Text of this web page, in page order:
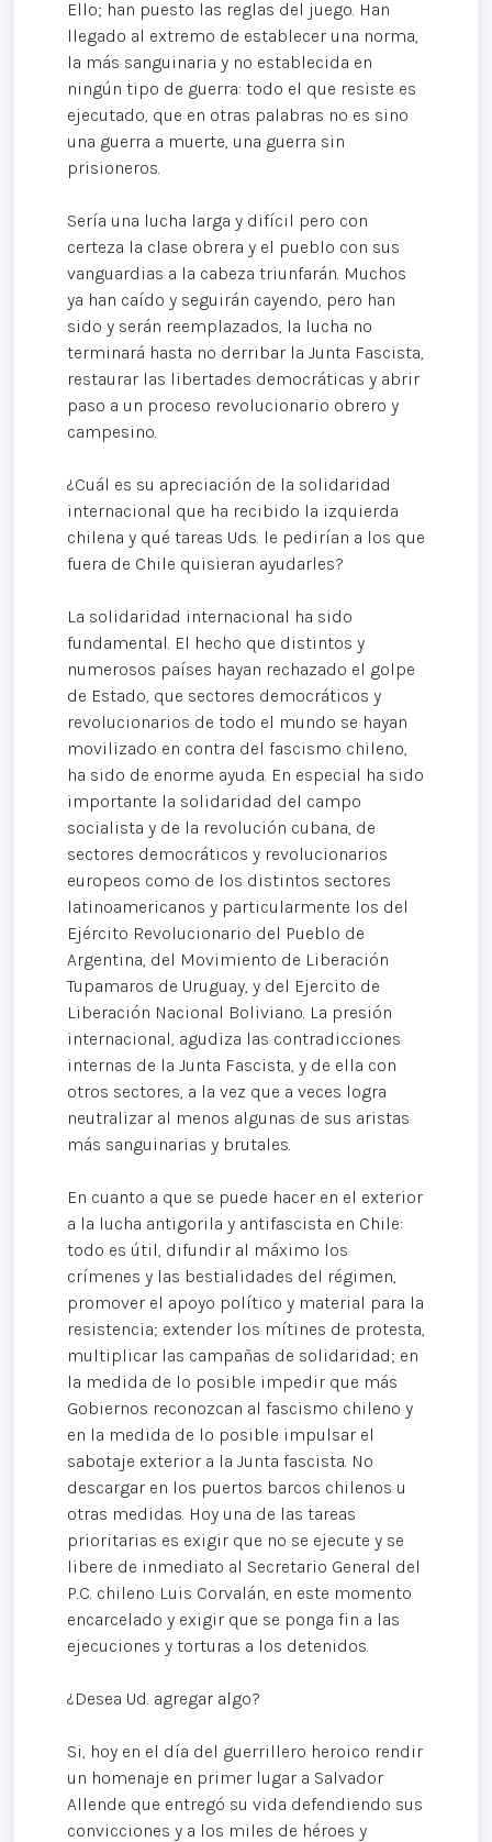
Ello; han puesto las reglas del juego. Han
llegado al extremo de establecer una norma,
la más sanguinaria y no establecida en
ningún tipo de guerra: todo el que resiste es
ejecutado, que en otras palabras no es sino
una guerra a muerte, una guerra sin
prisioneros.
Sería una lucha larga y difícil pero con
certeza la clase obrera y el pueblo con sus
vanguardias a la cabeza triunfarán. Muchos
ya han caído y seguirán cayendo, pero han
sido y serán reemplazados, la lucha no
terminará hasta no derribar la Junta Fascista,
restaurar las libertades democráticas y abrir
paso a un proceso revolucionario obrero y
campesino.
¿Cuál es su apreciación de la solidaridad
internacional que ha recibido la izquierda
chilena y qué tareas Uds. le pedirían a los que
fuera de Chile quisieran ayudarles?
La solidaridad internacional ha sido
fundamental. El hecho que distintos y
numerosos países hayan rechazado el golpe
de Estado, que sectores democráticos y
revolucionarios de todo el mundo se hayan
movilizado en contra del fascismo chileno,
ha sido de enorme ayuda. En especial ha sido
importante la solidaridad del campo
socialista y de la revolución cubana, de
sectores democráticos y revolucionarios
europeos como de los distintos sectores
latinoamericanos y particularmente los del
Ejército Revolucionario del Pueblo de
Argentina, del Movimiento de Liberación
Tupamaros de Uruguay, y del Ejercito de
Liberación Nacional Boliviano. La presión
internacional, agudiza las contradicciones
internas de la Junta Fascista, y de ella con
otros sectores, a la vez que a veces logra
neutralizar al menos algunas de sus aristas
más sanguinarias y brutales.
En cuanto a que se puede hacer en el exterior
a la lucha antigorila y antifascista en Chile:
todo es útil, difundir al máximo los
crímenes y las bestialidades del régimen,
promover el apoyo político y material para la
resistencia; extender los mítines de protesta,
multiplicar las campañas de solidaridad; en
la medida de lo posible impedir que más
Gobiernos reconozcan al fascismo chileno y
en la medida de lo posible impulsar el
sabotaje exterior a la Junta fascista. No
descargar en los puertos barcos chilenos u
otras medidas. Hoy una de las tareas
prioritarias es exigir que no se ejecute y se
libere de inmediato al Secretario General del
P.C. chileno Luis Corvalán, en este momento
encarcelado y exigir que se ponga fin a las
ejecuciones y torturas a los detenidos.
¿Desea Ud. agregar algo?
Si, hoy en el día del guerrillero heroico rendir
un homenaje en primer lugar a Salvador
Allende que entregó su vida defendiendo sus
convicciones y a los miles de héroes y